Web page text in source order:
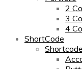
2
3
4
ShortCode